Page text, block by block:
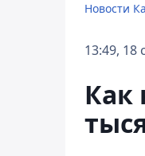
Новости
13:49, 18
Как